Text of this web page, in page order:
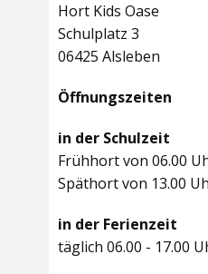
Hort Kids Oase
Schulplatz 3
06425 Alsleben
Öffnungszeiten
in der Schulzeit
Frühhort von 06.00
Späthort von 13.00
in der Ferienzeit
täglich 06.00 - 17.00